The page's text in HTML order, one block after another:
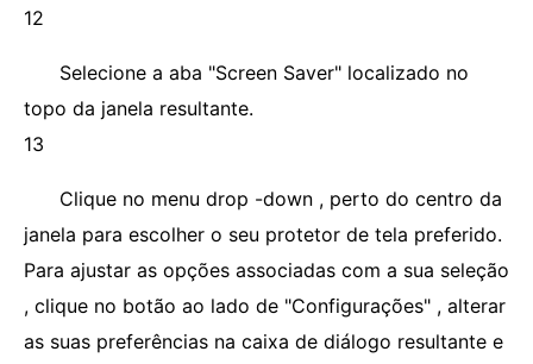
12
Selecione a aba "Screen Saver" localizado no
topo da janela resultante.
13
Clique no menu drop -down , perto do centro da
janela para escolher o seu protetor de tela preferido.
Para ajustar as opções associadas com a sua seleção
, clique no botão ao lado de "Configurações" , alterar
as suas preferências na caixa de diálogo resultante e